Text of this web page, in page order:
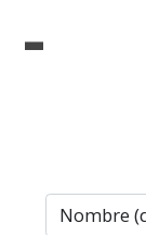
-
Nombre